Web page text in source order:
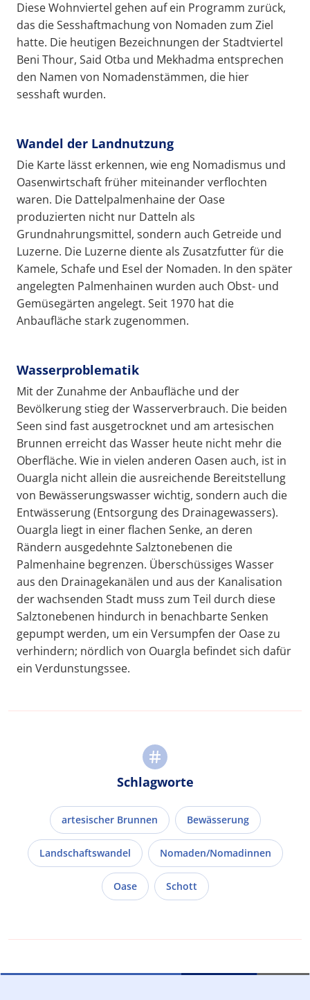
Diese Wohnviertel gehen auf ein Programm zurück,
das die Sesshaftmachung von Nomaden zum Ziel
hatte. Die heutigen Bezeichnungen der Stadtviertel
Beni Thour, Said Otba und Mekhadma entsprechen
den Namen von Nomadenstämmen, die hier
sesshaft wurden.
Wandel der Landnutzung
Die Karte lässt erkennen, wie eng Nomadismus und
Oasenwirtschaft früher miteinander verflochten
waren. Die Dattelpalmenhaine der Oase
produzierten nicht nur Datteln als
Grundnahrungsmittel, sondern auch Getreide und
Luzerne. Die Luzerne diente als Zusatzfutter für die
Kamele, Schafe und Esel der Nomaden. In den später
angelegten Palmenhainen wurden auch Obst- und
Gemüsegärten angelegt. Seit 1970 hat die
Anbaufläche stark zugenommen.
Wasserproblematik
Mit der Zunahme der Anbaufläche und der
Bevölkerung stieg der Wasserverbrauch. Die beiden
Seen sind fast ausgetrocknet und am artesischen
Brunnen erreicht das Wasser heute nicht mehr die
Oberfläche. Wie in vielen anderen Oasen auch, ist in
Ouargla nicht allein die ausreichende Bereitstellung
von Bewässerungswasser wichtig, sondern auch die
Entwässerung (Entsorgung des Drainagewassers).
Ouargla liegt in einer flachen Senke, an deren
Rändern ausgedehnte Salztonebenen die
Palmenhaine begrenzen. Überschüssiges Wasser
aus den Drainagekanälen und aus der Kanalisation
der wachsenden Stadt muss zum Teil durch diese
Salztonebenen hindurch in benachbarte Senken
gepumpt werden, um ein Versumpfen der Oase zu
verhindern; nördlich von Ouargla befindet sich dafür
ein Verdunstungssee.
Schlagworte
artesischer Brunnen Bewässerung
Landschaftswandel Nomaden/Nomadinnen
Oase Schott